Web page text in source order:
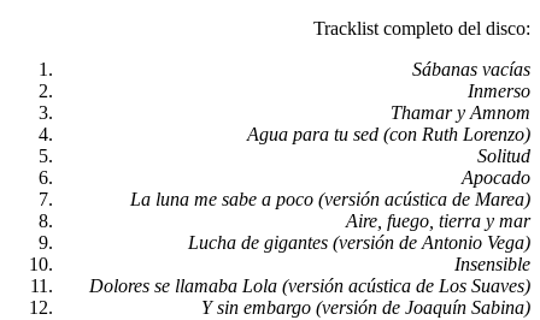
Tracklist completo del disco:
Sábanas vacías
Inmerso
Thamar y Amnom
Agua para tu sed (con Ruth Lorenzo)
Solitud
Apocado
La luna me sabe a poco (versión acústica de Marea)
Aire, fuego, tierra y mar
Lucha de gigantes (versión de Antonio Vega)
Insensible
Dolores se llamaba Lola (versión acústica de Los Suaves)
Y sin embargo (versión de Joaquín Sabina)